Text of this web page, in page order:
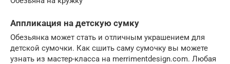
Аппликация на детскую сумку
Обезьянка может стать и отличным украшением для
детской сумочки. Как сшить саму сумочку вы можете
узнать из мастер-класса на merrimentdesign.com. Любая